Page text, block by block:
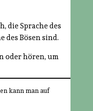
die Sprache des
des Bösen sind.
oder hören, um
kann man auf